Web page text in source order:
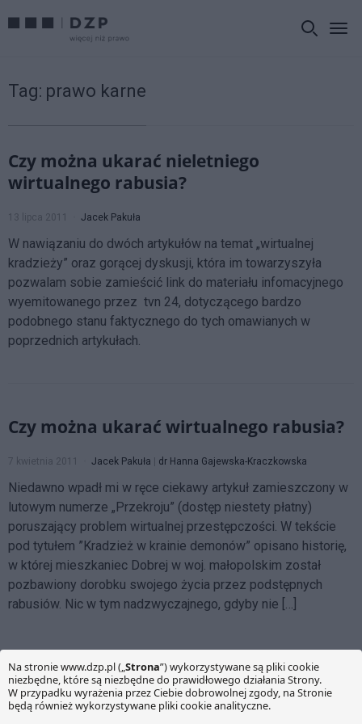
Tag: prawo karne
Czy można ukarać nieletniego
wirtualnego rabusia?
13 lipca 2011 Jacek Pakuła
W nawiązaniu do dwóch artykułów na temat „wirtualnej
kradzieży” oraz gorącej dyskusji, która im towarzyszyła
pozwalam sobie zamieścić link do materiału infomacyjnego
wyemitowanego przez tvn 24, dotyczącego bardzo
podobnego stanu faktycznego do tych omawianych w
poprzednich artykułach.
Czy można ukarać wirtualnego rabusia?
7 kwietnia 2011 Jacek Pakuła dr Hanna Gajewska-Kraczkowska
Niedawno wpadł mi w ręce ciekawy artykuł zamieszczony w
lutowym numerze „Przekroju” (dostęp niestety płatny)
poruszający problem wirtualnej przestępczości. W tekście
pod tytułem ”Kradzież w krainie demonów” opisano historię,
w której mieszkaniec Dobrej w woj. małopolskim został
pozbawiony dorobku swojego życia przez podstępnych
rabusiów. Nic w tym nadzwyczajnego, gdyby nie […]
O NAS